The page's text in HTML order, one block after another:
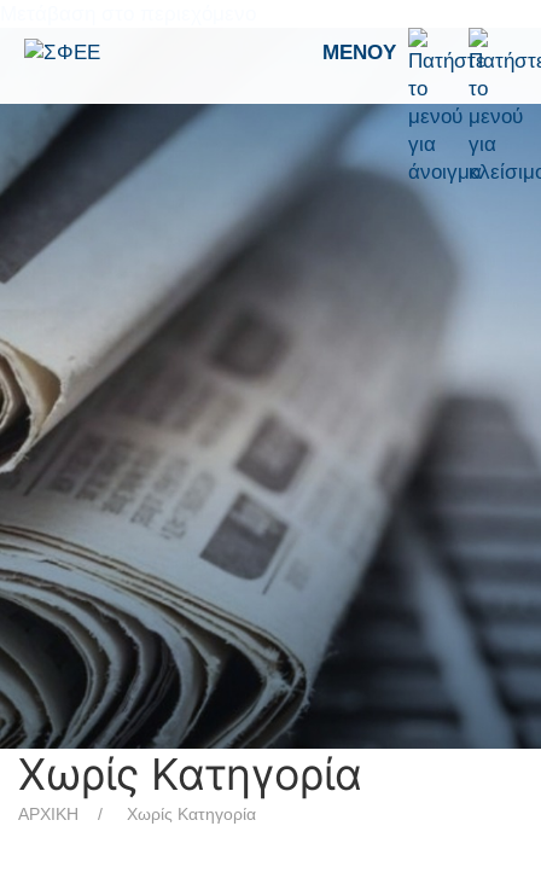
ΜΕΝΟΎ
Χωρίς Κατηγορία
ΑΡΧΙΚΗ Χωρίς Κατηγορία